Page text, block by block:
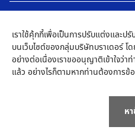
นโยบายความเป็นส่วนตัว เงื่อนไขการใช้งา
©2026BROTHER
เราใช้คุ้กกี้เพื่อเป็นการปรับแต่งและป
บนเว็บไซต์ของกลุ่มบริษัทบราเดอร์ โ
อย่างต่อเนื่องเราขออนุญาติเข้าใจว่า
แล้ว อย่างไรก็ตามหากท่านต้องการข้
ห